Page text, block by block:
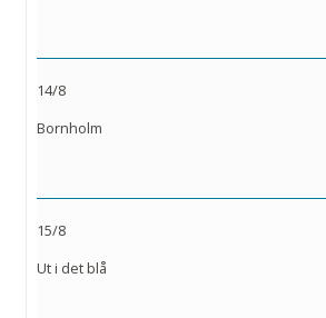
14/8
Bornholm
15/8
Ut i det blå